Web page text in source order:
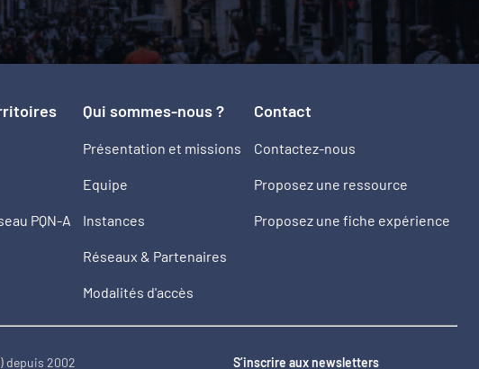
PQN-A
Qui sommes-nous ?
Présentation et missions
Equipe
Instances
Réseaux & Partenaires
Modalités d'accès
Contact
Contactez-nous
Proposez une ressource
Proposez une fiche expérience
depuis 2002 S’inscrire aux newsletters